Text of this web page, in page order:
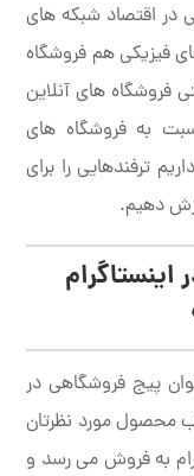
در اقتصاد شبکه های
فیزیکی هم فروشگاه
فروشگاه های آنلاین
به فروشگاه های
ترفندهایی را برای
دهیم.
پیج فروشگاهی در
محصول مورد نظرتان
به فروش می رسد و